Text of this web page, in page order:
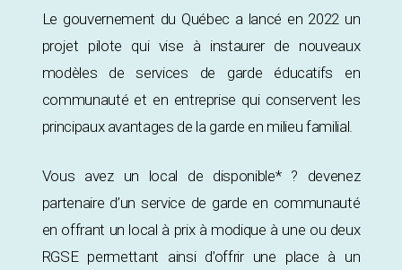
Le gouvernement du Québec a lancé en 2022 un
projet pilote qui vise à instaurer de nouveaux
modèles de services de garde éducatifs en
communauté et en entreprise qui conservent les
principaux avantages de la garde en milieu familial.
Vous avez un local de disponible* ? devenez
partenaire d’un service de garde en communauté
en offrant un local à prix à modique à une ou deux
RGSE permettant ainsi d’offrir une place à un